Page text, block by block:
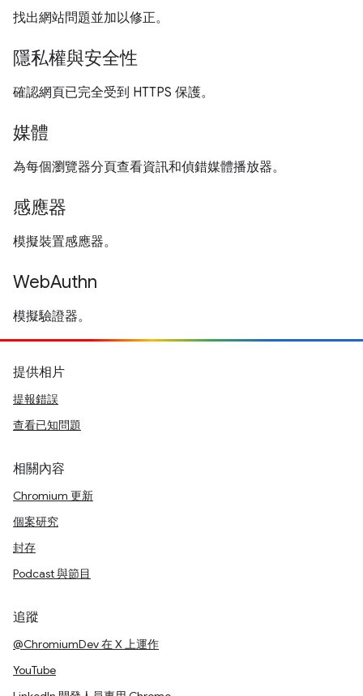
找出網站問題並加以修正。
隱私權與安全性
確認網頁已完全受到 HTTPS 保護。
媒體
為每個瀏覽器分頁查看資訊和偵錯媒體播放器。
感應器
模擬裝置感應器。
WebAuthn
模擬驗證器。
提供相片
提報錯誤
查看已知問題
相關內容
Chromium 更新
個案研究
封存
Podcast 與節目
追蹤
@ChromiumDev 在 X 上運作
YouTube